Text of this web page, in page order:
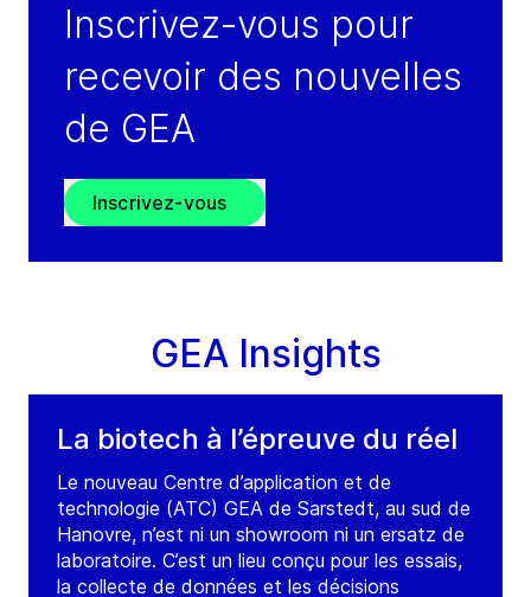
Inscrivez-vous pour
recevoir des nouvelles
de GEA
Inscrivez-vous
GEA Insights
La biotech à l’épreuve du réel
Le nouveau Centre d’application et de
technologie (ATC) GEA de Sarstedt, au sud de
Hanovre, n’est ni un showroom ni un ersatz de
laboratoire. C’est un lieu conçu pour les essais,
la collecte de données et les décisions